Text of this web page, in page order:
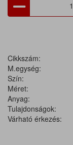
Cikkszám:
M.egység:
Szín:
Méret:
Anyag:
Tulajdonságok:
Várható érkezés: